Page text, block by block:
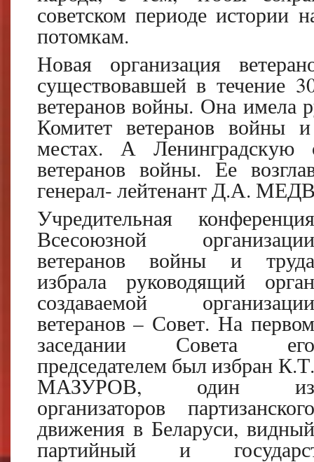
советском периоде истории
потомкам.
Новая организация
существовавшей в течение
ветеранов войны. Она имела
Комитет ветеранов войны
местах. А Ленинградскую
ветеранов войны. Ее
генерал- лейтенант Д.А.
Учредительная конференция
Всесоюзной организации
ветеранов войны и труда
избрала руководящий орган
создаваемой организации
ветеранов – Совет. На первом
заседании Совета его
председателем был избран К.Т.
МАЗУРОВ, один из
организаторов партизанского
движения в Беларуси, видный
партийный и